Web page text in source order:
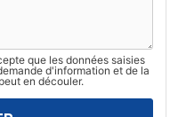
que les données saisies
d'information et de la
en découler.